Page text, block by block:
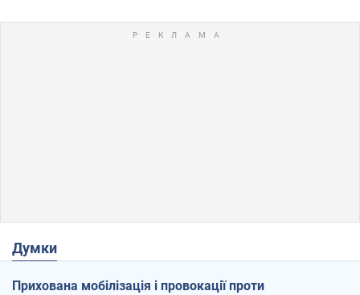
Думки
Прихована мобілізація і провокації проти